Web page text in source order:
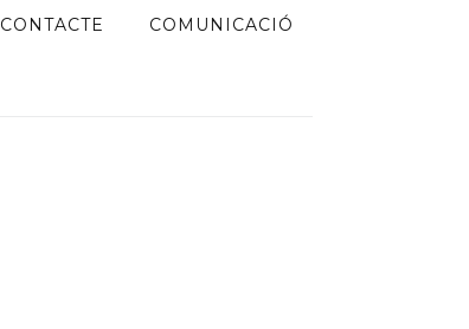
CONTACTE COMUNICACIÓ